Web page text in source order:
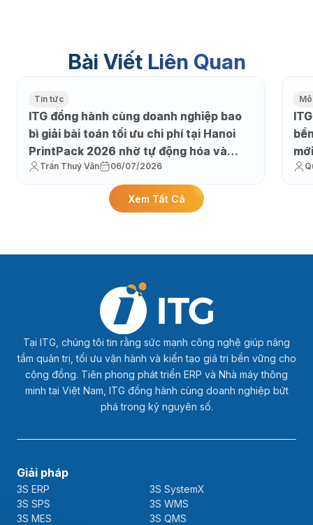
Bài Viết Liên Quan
Tin tức
ITG đồng hành cùng doanh nghiệp bao
bì giải bài toán tối ưu chi phí tại Hanoi
PrintPack 2026 nhờ tự động hóa và
thực thi sản xuất
Trần Thuý Vân 06/07/2026
Xem Tất Cả
Tại ITG, chúng tôi tin rằng sức mạnh công nghệ giúp nâng
tầm quản trị, tối ưu vận hành và kiến tạo giá trị bền vững cho
cộng đồng. Tiên phong phát triển ERP và Nhà máy thông
minh tại Việt Nam, ITG đồng hành cùng doanh nghiệp bứt
phá trong kỷ nguyên số.
Giải pháp
3S ERP
3S SystemX
3S SPS
3S WMS
3S MES
3S QMS